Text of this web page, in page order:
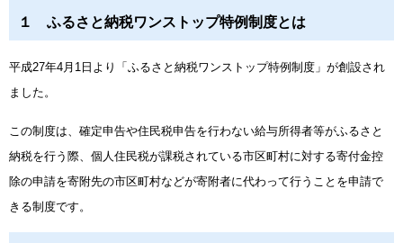
１ ふるさと納税ワンストップ特例制度とは
平成27年4月1日より「ふるさと納税ワンストップ特例制度」が創設され
ました。
この制度は、確定申告や住民税申告を行わない給与所得者等がふるさと
納税を行う際、個人住民税が課税されている市区町村に対する寄付金控
除の申請を寄附先の市区町村などが寄附者に代わって行うことを申請で
きる制度です。